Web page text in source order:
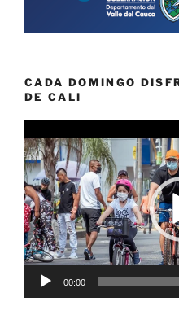
CADA DOMINGO
DE CALI
de
vídeo
00:00